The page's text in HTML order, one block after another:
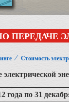
ПЕРЕДАЧЕ
⁄ Стоимость
года по 31